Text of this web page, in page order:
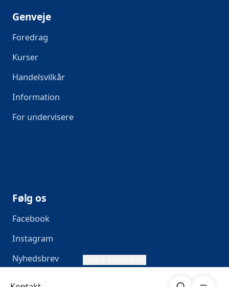
Søg
Genveje
Foredrag
Kurser
Handelsvilkår
Information
For undervisere
Følg os
Facebook
Instagram
Nyhedsbrev